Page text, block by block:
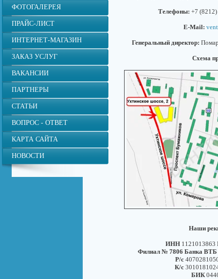
ФОТОГАЛЕРЕЯ
ПРАЙС-ЛИСТ
ИНТЕРНЕТ-МАГАЗИН
ЗАКАЗ УСЛУГ
ВАКАНСИИ
ПАРТНЕРЫ
СТАТЬИ
ВОПРОС - ОТВЕТ
КАРТА САЙТА
НОВОСТИ
Телефоны: +7
E-Mail:
Генеральный директор:
Схема
Наши
ИНН 1121013863
Филиал № 7806 Банка ВТБ
Р/с
К/с
БИК